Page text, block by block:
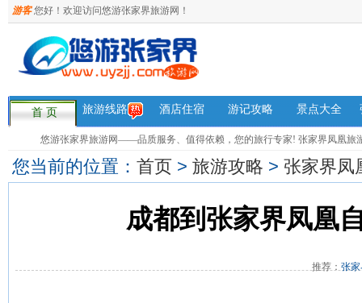
游客您好！欢迎访问悠游张家界旅游网！
首 页
悠游张家界旅游网——品质服务、值得依赖，您的旅行专家! 张家界凤凰旅
旅游线路 酒店住宿 游记攻略 景点大全
您当前的位置： 首页 > 旅游攻略 > 张家界凤
成都到张家界凤凰
推荐： 张